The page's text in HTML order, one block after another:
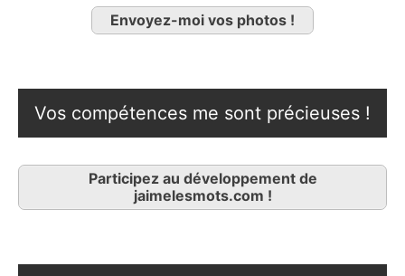
Envoyez-moi vos photos !
Vos compétences me sont précieuses !
Participez au développement de
jaimelesmots.com !